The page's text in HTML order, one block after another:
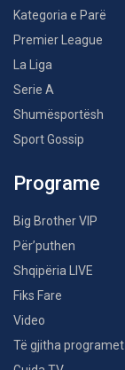
Kategoria e Parë
Premier League
La Liga
Serie A
Shumësportësh
Sport Gossip
Programe
Big Brother VIP
Për’puthen
Shqipëria LIVE
Fiks Fare
Video
Të gjitha programet